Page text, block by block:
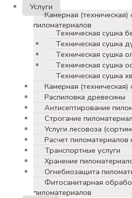
Услуги
Камерная (техническая)
пиломатериалов
Техническая сушка
Техническая сушка
Техническая сушка
Техническая сушка
Техническая сушка
Камерная
Распиловка древесины
Антисептирование
Строгание
Услуги лесовоза
Расчет пиломатериалов
Транспортные услуги
Хранение
Огнебиозащита
Фитосанитарная
пиломатериалов